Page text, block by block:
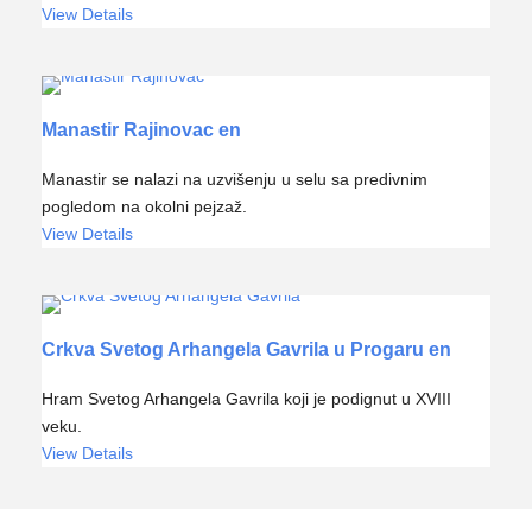
View Details
Manastir Rajinovac en
Manastir se nalazi na uzvišenju u selu sa predivnim
pogledom na okolni pejzaž.
View Details
Crkva Svetog Arhangela Gavrila u Progaru en
Hram Svetog Arhangela Gavrila koji je podignut u XVIII
veku.
View Details